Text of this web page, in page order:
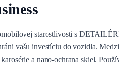
starostlivosti s
vašu investíciu do vozidla.
a nano-ochrana skiel.